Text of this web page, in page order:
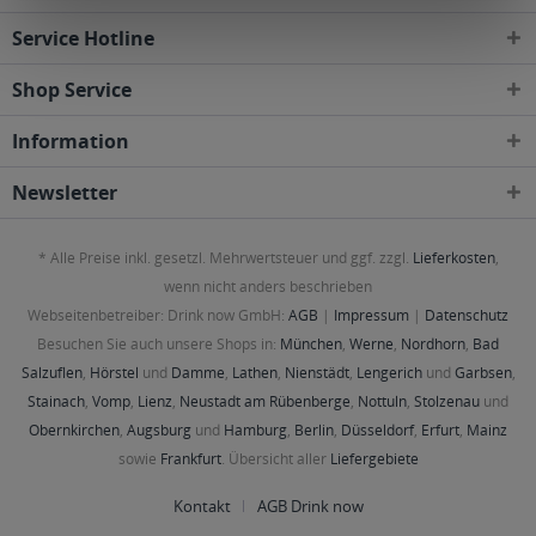
Service Hotline
Shop Service
Information
Newsletter
* Alle Preise inkl. gesetzl. Mehrwertsteuer und ggf. zzgl. Lieferkosten,
wenn nicht anders beschrieben
Webseitenbetreiber: Drink now GmbH: AGB | Impressum | Datenschutz
Besuchen Sie auch unsere Shops in: München, Werne, Nordhorn, Bad
Salzuflen, Hörstel und Damme, Lathen, Nienstädt, Lengerichund Garbsen,
Stainach, Vomp, Lienz, Neustadt am Rübenberge, Nottuln, Stolzenau und
Obernkirchen, Augsburg und Hamburg, Berlin, Düsseldorf, Erfurt, Mainz
sowie Frankfurt. Übersicht aller Liefergebiete
Kontakt AGB Drink now